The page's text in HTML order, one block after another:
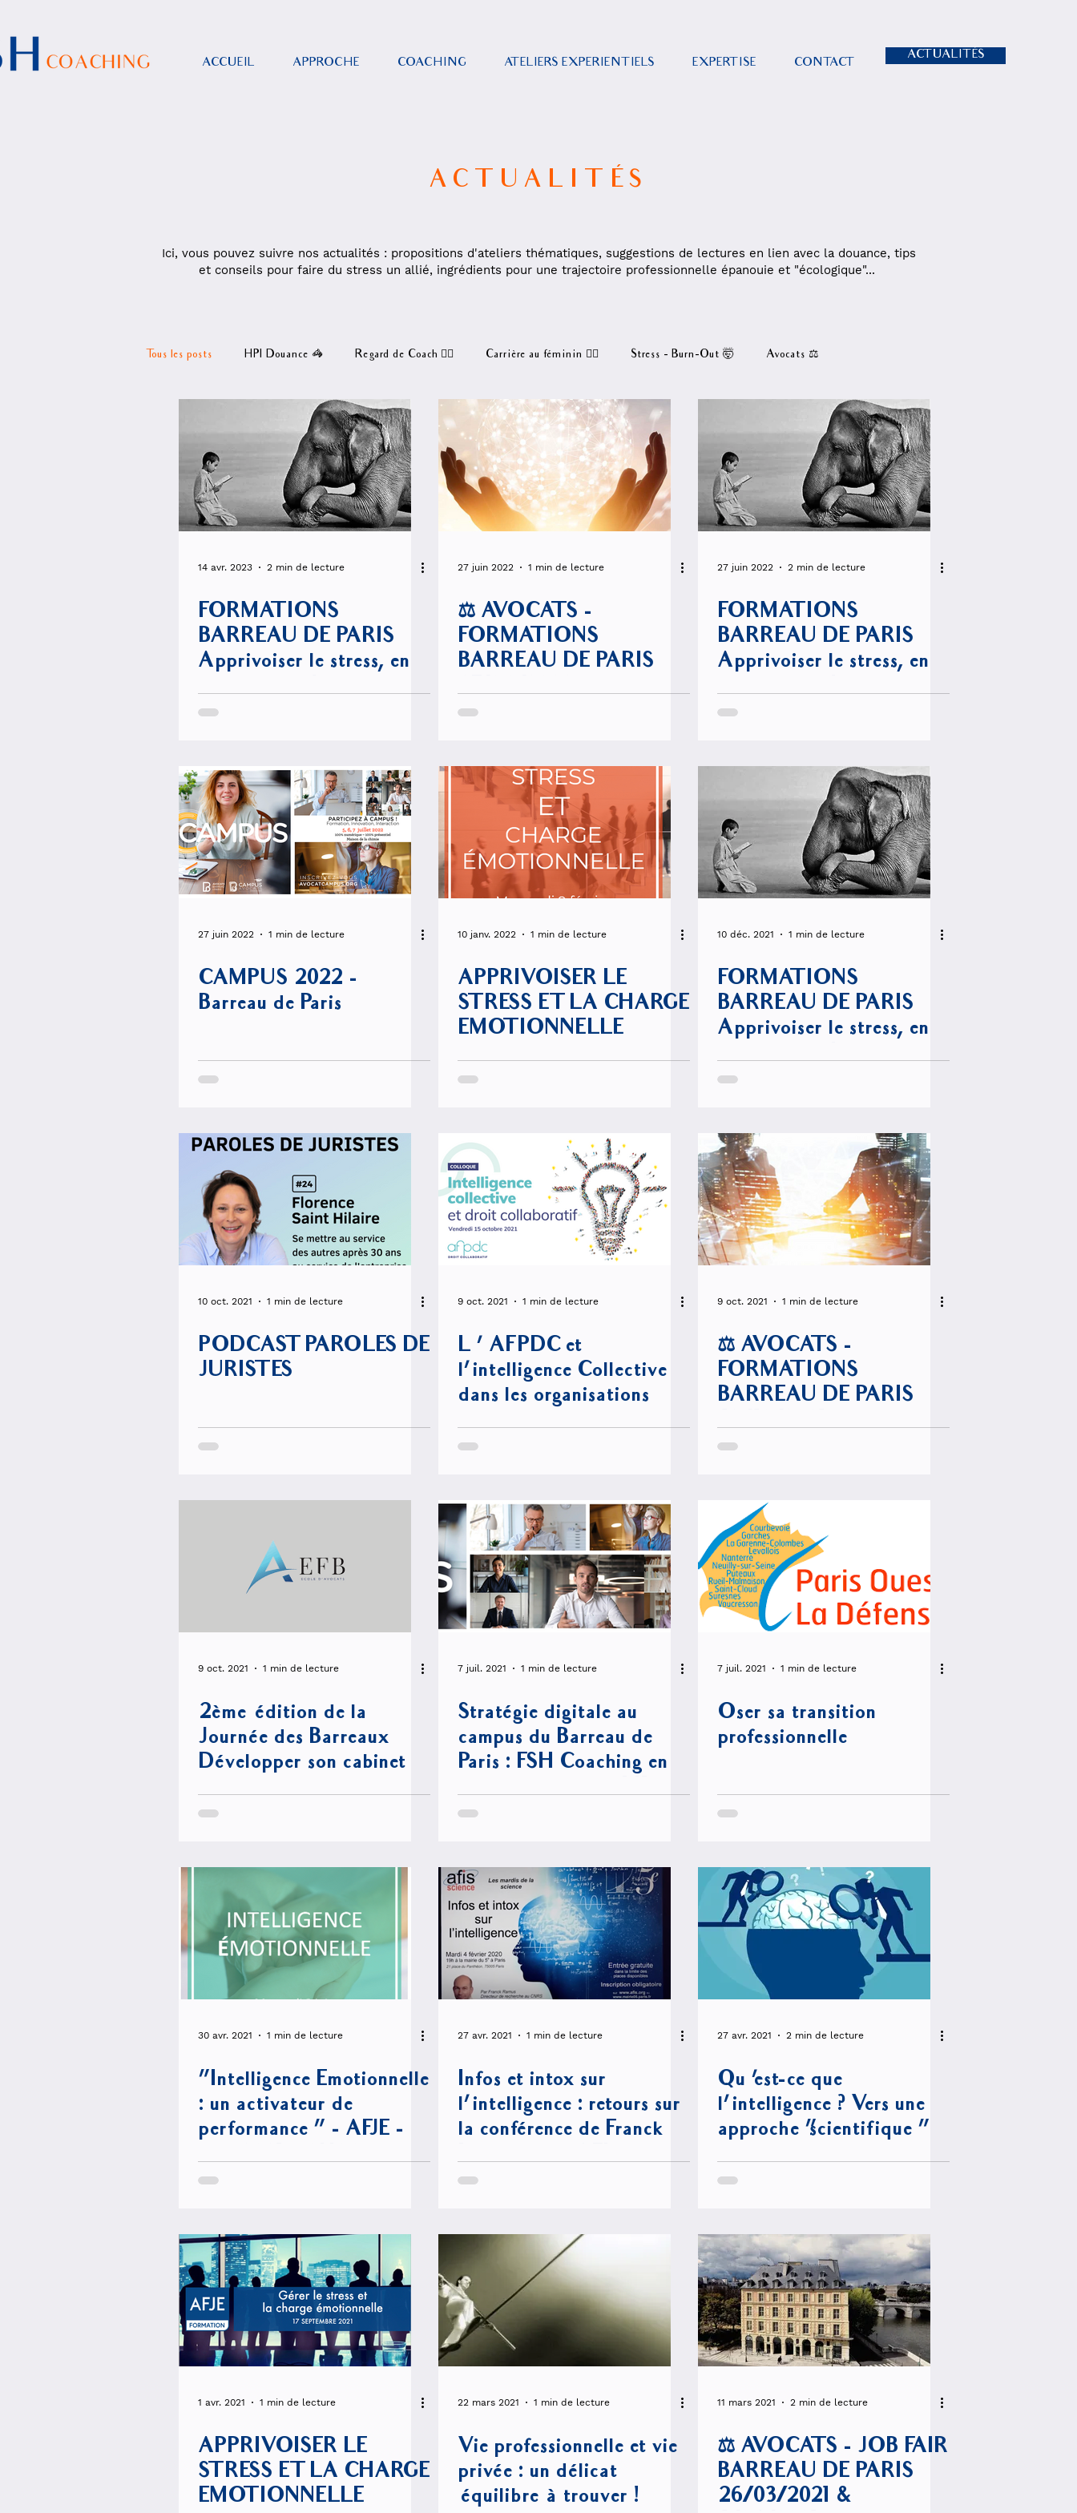
ACCUEIL APPROCHE COACHING ATELIERS EXPERIENTIELS EXPERTISE CONTACT
ACTUALITÉS
ACTUALITÉS
Ici, vous pouvez suivre nos actualités : propositions d'ateliers thématiques, suggestions de lectures en lien avec la douance, tips
et conseils pour faire du stress un allié, ingrédients pour une trajectoire professionnelle épanouie et "écologique"...
Tous les posts HPI Douance 🦓 Regard de Coach 🧏‍♀️ Carrière au féminin 🙋‍♀️ Stress - Burn-Out 🤯 Avocats ⚖️
14 avr. 2023 2 min de lecture
FORMATIONS
BARREAU DE PARIS
Apprivoiser le stress, en
faire un allié !
27 juin 2022 1 min de lecture
⚖️ AVOCATS -
FORMATIONS
BARREAU DE PARIS
27/06/2022
27 juin 2022 2 min de lecture
FORMATIONS
BARREAU DE PARIS
Apprivoiser le stress, en
faire un allié !
27 juin 2022 1 min de lecture
CAMPUS 2022 -
Barreau de Paris
10 janv. 2022 1 min de lecture
APPRIVOISER LE
STRESS ET LA CHARGE
EMOTIONNELLE
10 déc. 2021 1 min de lecture
FORMATIONS
BARREAU DE PARIS
Apprivoiser le stress, en
faire un allié !
10 oct. 2021 1 min de lecture
PODCAST PAROLES DE
JURISTES
9 oct. 2021 1 min de lecture
L ' AFPDC et
l'intelligence Collective
dans les organisations
9 oct. 2021 1 min de lecture
⚖️ AVOCATS -
FORMATIONS
BARREAU DE PARIS
12/10/2021
9 oct. 2021 1 min de lecture
2ème édition de la
Journée des Barreaux
Développer son cabinet,
site internet et
plateformes
7 juil. 2021 1 min de lecture
Stratégie digitale au
campus du Barreau de
Paris : FSH Coaching en
partenariat avec SPID
Metris
7 juil. 2021 1 min de lecture
Oser sa transition
professionnelle
30 avr. 2021 1 min de lecture
"Intelligence Emotionnelle
: un activateur de
performance " - AFJE - 2
juin 2021 - 9H00-
11H00
27 avr. 2021 1 min de lecture
Infos et intox sur
l'intelligence : retours sur
la conférence de Franck
Ramus pour l'AFIS
27 avr. 2021 2 min de lecture
Qu 'est-ce que
l'intelligence ? Vers une
approche "scientifique "
de la notion d'intelligence
1 avr. 2021 1 min de lecture
APPRIVOISER LE
STRESS ET LA CHARGE
EMOTIONNELLE
22 mars 2021 1 min de lecture
Vie professionnelle et vie
privée : un délicat
équilibre à trouver !
11 mars 2021 2 min de lecture
⚖️ AVOCATS - JOB FAIR
BARREAU DE PARIS
26/03/2021 &